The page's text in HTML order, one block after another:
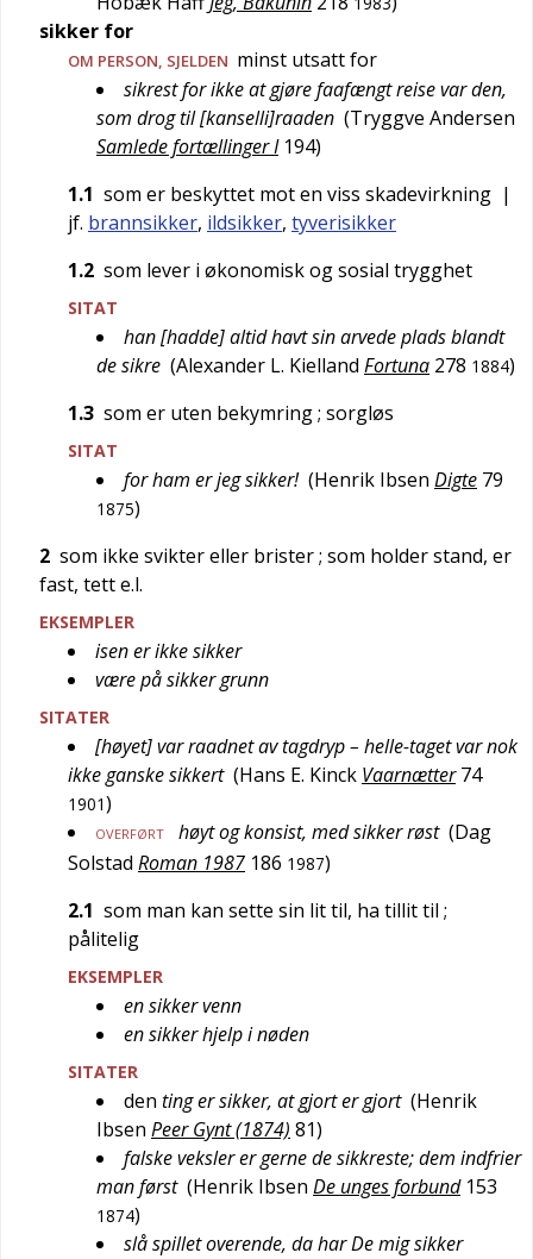
sikker for
OM PERSON, SJELDEN minst utsatt for
sikrest for ikke at gjøre faafængt reise var den,
som drog til [kanselli]raaden (Tryggve Andersen
Samlede fortællinger I 194)
1.1 som er beskyttet mot en viss skadevirkning |
jf. brannsikker, ildsikker, tyverisikker
1.2 som lever i økonomisk og sosial trygghet
SITAT
han [hadde] altid havt sin arvede plads blandt
de sikre (Alexander L. Kielland Fortuna 278 1884)
1.3 som er uten bekymring; sorgløs
SITAT
for ham er jeg sikker! (Henrik Ibsen Digte 79
1875)
2 som ikke svikter eller brister; som holder stand, er
fast, tett e.l.
EKSEMPLER
isen er ikke sikker
være på sikker grunn
SITATER
[høyet] var raadnet av tagdryp – helle-taget var nok
ikke ganske sikkert (Hans E. Kinck Vaarnætter 74
1901)
OVERFØRT høyt og konsist, med sikker røst (Dag
Solstad Roman 1987 186 1987)
2.1 som man kan sette sin lit til, ha tillit til ;
pålitelig
EKSEMPLER
en sikker venn
en sikker hjelp i nøden
SITATER
den ting er sikker, at gjort er gjort (Henrik
Ibsen Peer Gynt (1874) 81)
falske veksler er gerne de sikkreste; dem indfrier
man først (Henrik Ibsen De unges forbund 153
1874)
slå spillet overende, da har De mig sikker